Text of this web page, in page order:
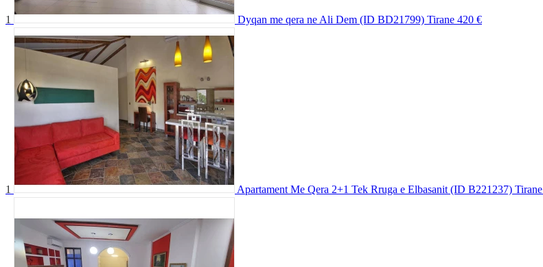
1 Dyqan me qera ne Ali Dem (ID BD21799) Tirane 420 €
1 Apartament Me Qera 2+1 Tek Rruga e Elbasanit (ID B221237) Tirane